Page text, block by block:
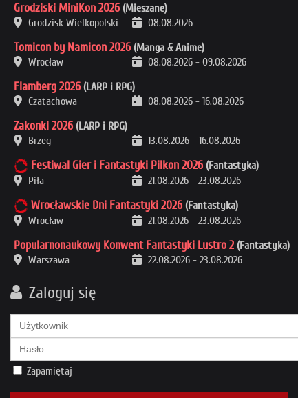
Grodziski MiniKon 2026 (Mieszane)
Grodzisk Wielkopolski
08.08.2026
Tomicon by Namicon 2026 (Manga & Anime)
Wrocław
08.08.2026 - 09.08.2026
Flamberg 2026 (LARP i RPG)
Czatachowa
08.08.2026 - 16.08.2026
Zakonki 2026 (LARP i RPG)
Brzeg
13.08.2026 - 16.08.2026
Festiwal Gier i Fantastyki Pilkon 2026 (Fantastyka)
Piła
21.08.2026 - 23.08.2026
Wrocławskie Dni Fantastyki 2026 (Fantastyka)
Wrocław
21.08.2026 - 23.08.2026
Popularnonaukowy Konwent Fantastyki Lustro 2 (Fantastyka)
Warszawa
22.08.2026 - 23.08.2026
Zaloguj się
Zapamiętaj